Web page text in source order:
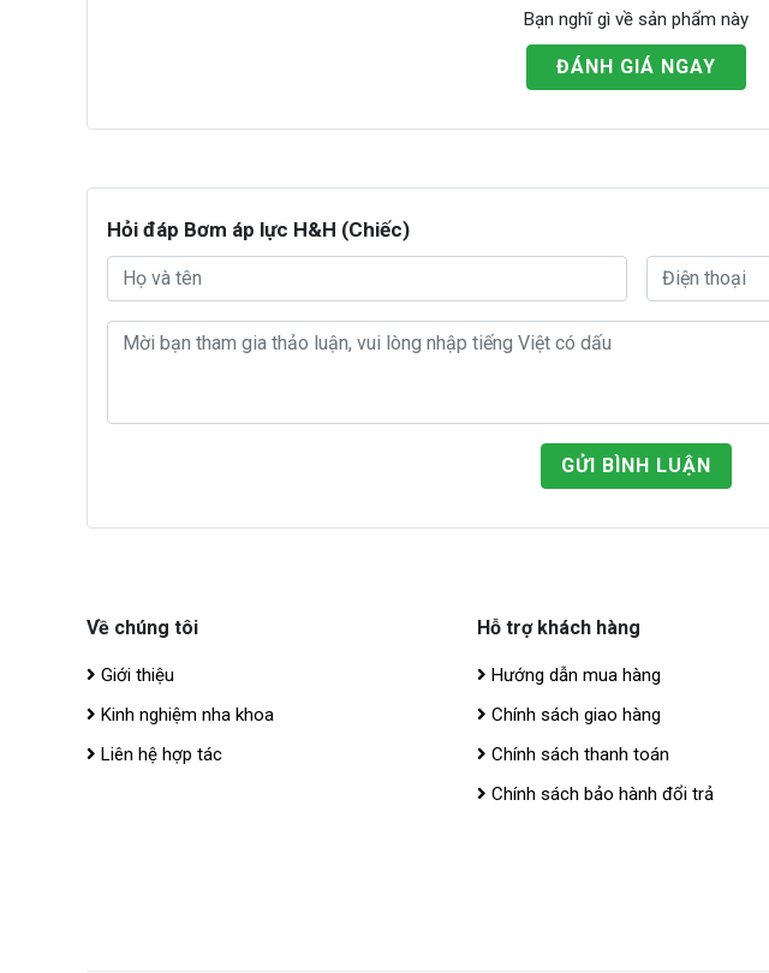
Bạn nghĩ gì về sản phẩm này
ĐÁNH GIÁ NGAY
Hỏi đáp Bơm áp lực H&H (Chiếc)
GỬI BÌNH LUẬN
Về chúng tôi
Giới thiệu
Kinh nghiệm nha khoa
Liên hệ hợp tác
Hỗ trợ khách hàng
Hướng dẫn mua hàng
Chính sách giao hàng
Chính sách thanh toán
Chính sách bảo hành đổi trả